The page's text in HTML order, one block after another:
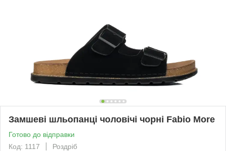
Замшеві шльопанці чоловічі чорні Fabio More
Готово до відправки
Код: 1117
Роздріб